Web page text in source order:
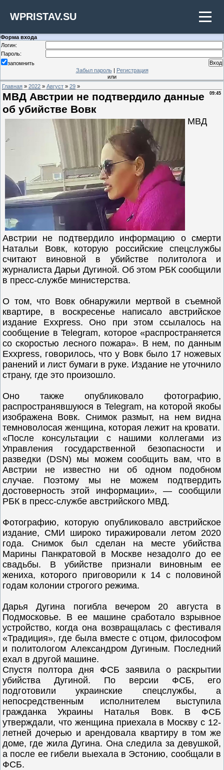
WPRISTAV.SU
Форма входа
Логин:
Пароль:
запомнить
Забыл пароль| Регистрация
или
Главная » 2022 » Август » 29 »
09:45
МВД Австрии не подтвердило данные
об убийстве Вовк
МВД
Австрии не подтвердило информацию о смерти
Натальи Вовк, которую российские спецслужбы
считают виновной в убийстве политолога и
журналиста Дарьи Дугиной. Об этом РБК сообщили
в пресс-службе министерства.
О том, что Вовк обнаружили мертвой в съемной
квартире, в воскресенье написало австрийское
издание Exxpress. Оно при этом ссылалось на
сообщение в Telegram, которое «распространяется
со скоростью лесного пожара». В нем, по данным
Exxpress, говорилось, что у Вовк было 17 ножевых
ранений и лист бумаги в руке. Издание не уточнило
страну, где это произошло.
Оно также опубликовало фотографию,
распространявшуюся в Telegram, на которой якобы
изображена Вовк. Снимок размыт, на нем видна
темноволосая женщина, которая лежит на кровати.
«После консультации с нашими коллегами из
Управления государственной безопасности и
разведки (DSN) мы можем сообщить вам, что в
Австрии не известно ни об одном подобном
случае. Поэтому мы не можем подтвердить
достоверность этой информации», — сообщили
РБК в пресс-службе австрийского МВД.
Фотографию, которую опубликовало австрийское
издание, СМИ широко тиражировали летом 2020
года. Снимок был сделан на месте убийства
Марины Панкратовой в Москве незадолго до ее
свадьбы. В убийстве признали виновным ее
жениха, которого приговорили к 14 с половиной
годам колонии строгого режима.
Дарья Дугина погибла вечером 20 августа в
Подмосковье. В ее машине сработало взрывное
устройство, когда она возвращалась с фестиваля
«Традиция», где была вместе с отцом, философом
и политологом Александром Дугиным. Последний
ехал в другой машине.
Спустя полтора дня ФСБ заявила о раскрытии
убийства Дугиной. По версии ФСБ, его
подготовили украинские спецслужбы, а
непосредственным исполнителем выступила
гражданка Украины Наталья Вовк. В ФСБ
утверждали, что женщина приехала в Москву с 12-
летней дочерью и арендовала квартиру в том же
доме, где жила Дугина. Она следила за девушкой,
а после ее гибели выехала в Эстонию, сообщали в
ФСБ.